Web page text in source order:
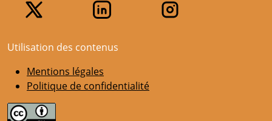
Utilisation des contenus
Mentions légales
Politique de confidentialité